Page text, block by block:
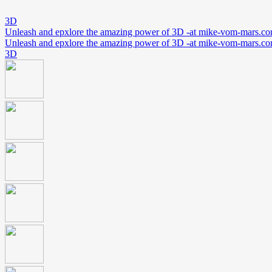
3D
Unleash and epxlore the amazing power of 3D -at mike-vom-
Unleash and epxlore the amazing power of 3D -at mike-vom-
3D